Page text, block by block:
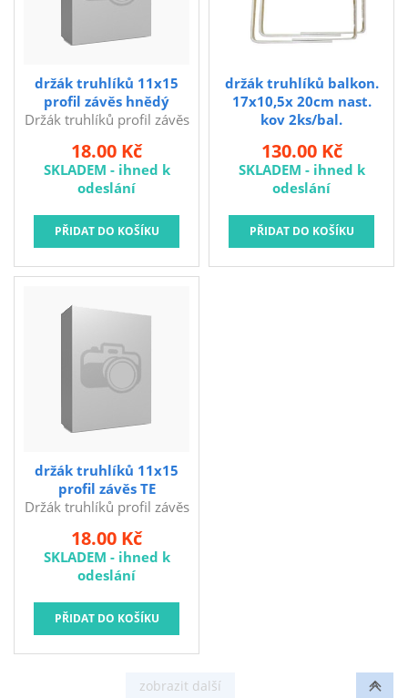
Prodejna LOUNY - nezařazené
Pracovní oděvy
Kouřovina
držák truhlíků 11x15
profil závěs hnědý
Držák truhlíků profil závěs
rozměr = výška x šířka
truhlíku nosnost 2,5 kg na
pár Univerzální plastový
držák truhlíku.
18.00 Kč
SKLADEM - ihned k
odeslání
držák truhlíků balkon.
17x10,5x 20cm nast.
kov 2ks/bal.
10,5 - 20 cm truhlíku
nosnost: 25 kg na pár
Nastavitelný držák na
balkonové truhlíky z
pevného kovu.
130.00 Kč
SKLADEM - ihned k
odeslání
držák truhlíků 11x15
profil závěs TE
Držák truhlíků profil závěs
výška x šířka truhlíku
nosnost 2,5 kg na pár
Univerzální plastový držák
truhlíku.
18.00 Kč
SKLADEM - ihned k
odeslání